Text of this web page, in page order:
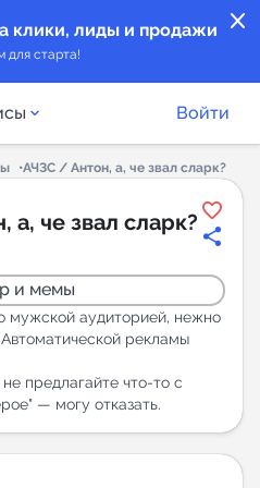
close
клики, лиды и продажи
старта!
в Telegram
Войти
АЧЗС / Антон, а, че звал сларк?
че звал сларк?
и мемы
мужской аудиторией, нежно
рекламы
предлагайте что-то с
— могу отказать.